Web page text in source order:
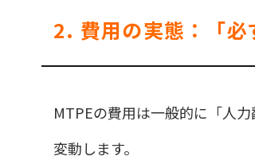
2. 費用の実態：「
MTPEの費用は一般的に「人
変動します。